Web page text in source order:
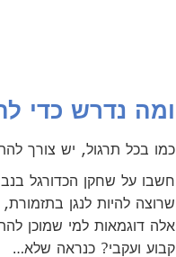
ומה נדרש כדי
כמו בכל תרגול, יש צורך
חשבו על שחקן הכדורגל
שרוצה להיות לנגן
אלה דוגמאות למי שמוכן
קבוע ועקבי? כנראה שלא…